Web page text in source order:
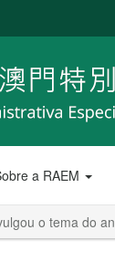
a RAEM
o tema do